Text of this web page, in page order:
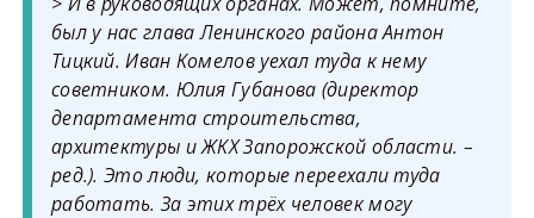
был у нас глава Ленинского района Антон
Тицкий. Иван Комелов уехал туда к нему
советником. Юлия Губанова (директор
департамента строительства,
архитектуры и ЖКХ Запорожской области. –
ред.). Это люди, которые переехали туда
работать. За этих трёх человек могу